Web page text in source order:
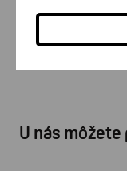
Zákaznícke tel.
U nás